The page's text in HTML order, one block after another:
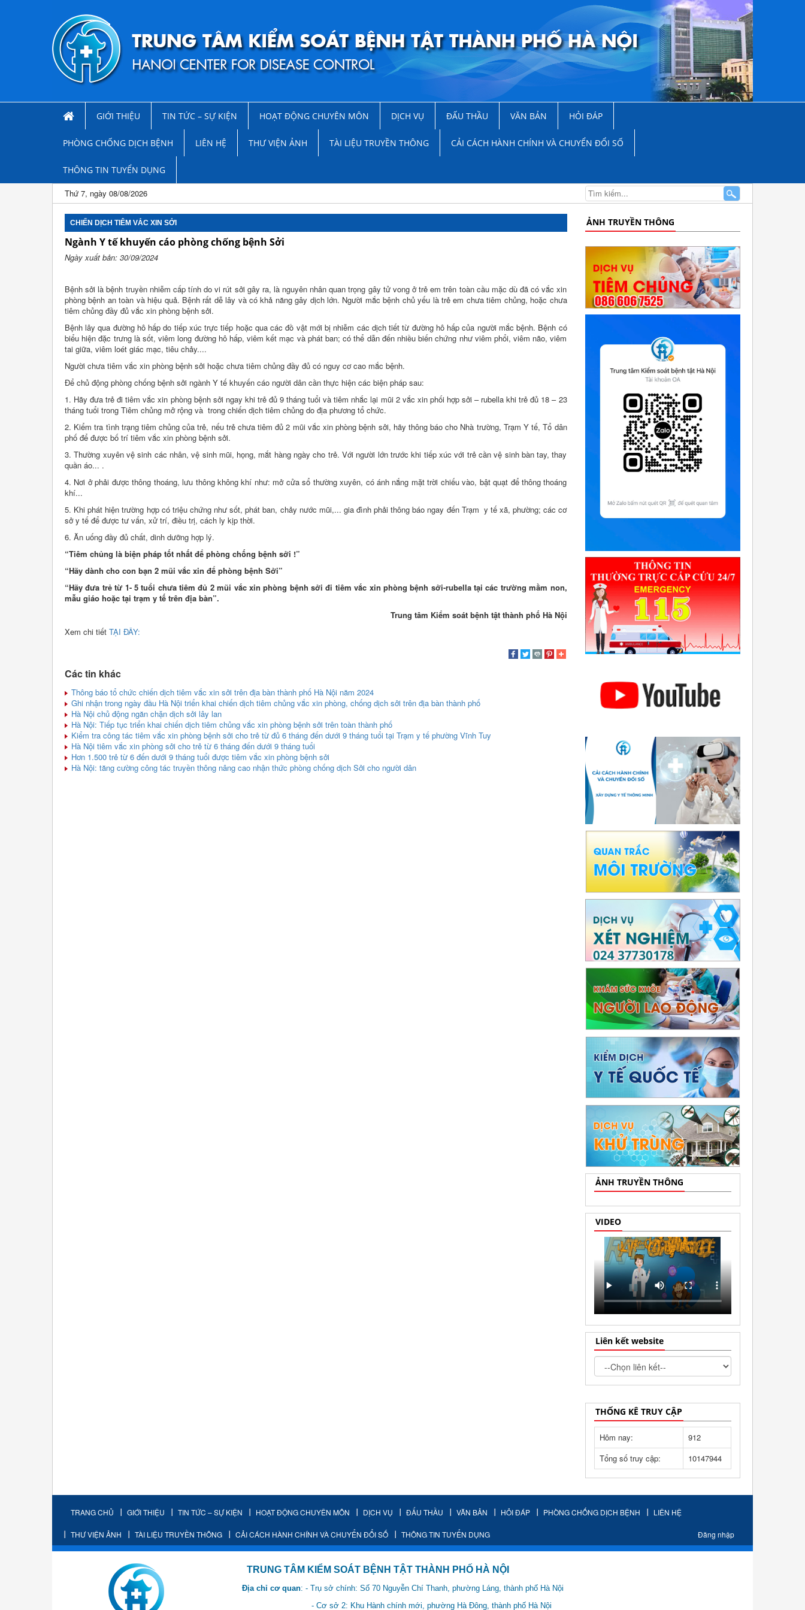
GIỚI THIỆU TIN TỨC – SỰ KIỆN HOẠT ĐỘNG CHUYÊN MÔN DỊCH VỤ ĐẤU THẦU VĂN BẢN HỎI ĐÁP
PHÒNG CHỐNG DỊCH BỆNH LIÊN HỆ THƯ VIỆN ẢNH TÀI LIỆU TRUYỀN THÔNG CẢI CÁCH HÀNH CHÍNH VÀ CHUYỂN ĐỔI SỐ
THÔNG TIN TUYỂN DỤNG
Thứ 7, ngày 08/08/2026
CHIẾN DỊCH TIÊM VẮC XIN SỞI
Ngành Y tế khuyến cáo phòng chống bệnh Sởi
Ngày xuất bản: 30/09/2024
Bệnh sởi là bệnh truyền nhiễm cấp tính do vi rút sởi gây ra, là nguyên nhân quan trọng gây tử vong ở trẻ em trên toàn cầu mặc dù đã có vắc xin
phòng bệnh an toàn và hiệu quả. Bệnh rất dễ lây và có khả năng gây dịch lớn. Người mắc bệnh chủ yếu là trẻ em chưa tiêm chủng, hoặc chưa
tiêm chủng đầy đủ vắc xin phòng bệnh sởi.
Bệnh lây qua đường hô hấp do tiếp xúc trực tiếp hoặc qua các đồ vật mới bị nhiễm các dịch tiết từ đường hô hấp của người mắc bệnh. Bệnh có
biểu hiện đặc trưng là sốt, viêm long đường hô hấp, viêm kết mạc và phát ban; có thể dẫn đến nhiều biến chứng như viêm phổi, viêm não, viêm
tai giữa, viêm loét giác mạc, tiêu chảy....
Người chưa tiêm vắc xin phòng bệnh sởi hoặc chưa tiêm chủng đầy đủ có nguy cơ cao mắc bệnh.
Để chủ động phòng chống bệnh sởi ngành Y tế khuyến cáo người dân cần thực hiện các biện pháp sau:
1. Hãy đưa trẻ đi tiêm vắc xin phòng bệnh sởi ngay khi trẻ đủ 9 tháng tuổi và tiêm nhắc lại mũi 2 vắc xin phối hợp sởi – rubella khi trẻ đủ 18 – 23
tháng tuổi trong Tiêm chủng mở rộng và trong chiến dịch tiêm chủng do địa phương tổ chức.
2. Kiểm tra tình trạng tiêm chủng của trẻ, nếu trẻ chưa tiêm đủ 2 mũi vắc xin phòng bệnh sởi, hãy thông báo cho Nhà trường, Trạm Y tế, Tổ dân
phố để được bố trí tiêm vắc xin phòng bệnh sởi.
3. Thường xuyên vệ sinh các nhân, vệ sinh mũi, họng, mắt hàng ngày cho trẻ. Với người lớn trước khi tiếp xúc với trẻ cần vệ sinh bàn tay, thay
quần áo... .
4. Nơi ở phải được thông thoáng, lưu thông không khí như: mở cửa sổ thường xuyên, có ánh nắng mặt trời chiếu vào, bật quạt để thông thoáng
khí...
5. Khi phát hiện trường hợp có triệu chứng như sốt, phát ban, chảy nước mũi,... gia đình phải thông báo ngay đến Trạm y tế xã, phường; các cơ
sở y tế để được tư vấn, xử trí, điều trị, cách ly kịp thời.
6. Ăn uống đầy đủ chất, dinh dưỡng hợp lý.
“Tiêm chủng là biện pháp tốt nhất để phòng chống bệnh sởi !”
“Hãy dành cho con bạn 2 mũi vắc xin để phòng bệnh Sởi”
“Hãy đưa trẻ từ 1- 5 tuổi chưa tiêm đủ 2 mũi vắc xin phòng bệnh sởi đi tiêm vắc xin phòng bệnh sởi-rubella tại các trường mầm non,
mẫu giáo hoặc tại trạm y tế trên địa bàn”.
Trung tâm Kiểm soát bệnh tật thành phố Hà Nội
Xem chi tiết TẠI ĐÂY:
Các tin khác
Thông báo tổ chức chiến dịch tiêm vắc xin sởi trên địa bàn thành phố Hà Nội năm 2024
Ghi nhận trong ngày đầu Hà Nội triển khai chiến dịch tiêm chủng vắc xin phòng, chống dịch sởi trên địa bàn thành phố
Hà Nội chủ động ngăn chặn dịch sởi lây lan
Hà Nội: Tiếp tục triển khai chiến dịch tiêm chủng vắc xin phòng bệnh sởi trên toàn thành phố
Kiểm tra công tác tiêm vắc xin phòng bệnh sởi cho trẻ từ đủ 6 tháng đến dưới 9 tháng tuổi tại Trạm y tế phường Vĩnh Tuy
Hà Nội tiêm vắc xin phòng sởi cho trẻ từ 6 tháng đến dưới 9 tháng tuổi
Hơn 1.500 trẻ từ 6 đến dưới 9 tháng tuổi được tiêm vắc xin phòng bệnh sởi
Hà Nội: tăng cường công tác truyền thông nâng cao nhận thức phòng chống dịch Sởi cho người dân
ẢNH TRUYỀN THÔNG
ẢNH TRUYỀN THÔNG
VIDEO
Liên kết website
THỐNG KÊ TRUY CẬP
Hôm nay:
912
Tổng số truy cập:
10147944
TRANG CHỦ GIỚI THIỆU TIN TỨC – SỰ KIỆN HOẠT ĐỘNG CHUYÊN MÔN DỊCH VỤ ĐẤU THẦU VĂN BẢN HỎI ĐÁP PHÒNG CHỐNG DỊCH BỆNH LIÊN HỆ
THƯ VIỆN ẢNH TÀI LIỆU TRUYỀN THÔNG CẢI CÁCH HÀNH CHÍNH VÀ CHUYỂN ĐỔI SỐ THÔNG TIN TUYỂN DỤNG Đăng nhập
TRUNG TÂM KIỂM SOÁT BỆNH TẬT THÀNH PHỐ HÀ NỘI
Địa chỉ cơ quan: - Trụ sở chính: Số 70 Nguyễn Chí Thanh, phường Láng, thành phố Hà Nội
- Cơ sở 2: Khu Hành chính mới, phường Hà Đông, thành phố Hà Nội